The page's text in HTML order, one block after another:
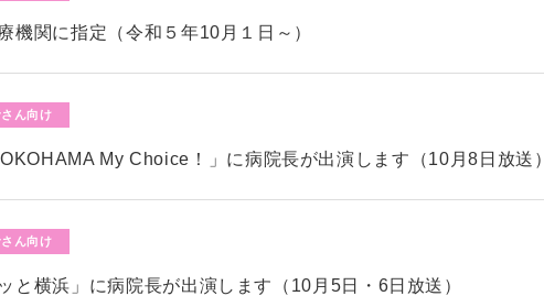
機関に指定（令和５年10月１日～）
ん向け
My Choice！」に病院長が出演します（10月8日放送）
ん向け
と横浜」に病院長が出演します（10月5日・6日放送）